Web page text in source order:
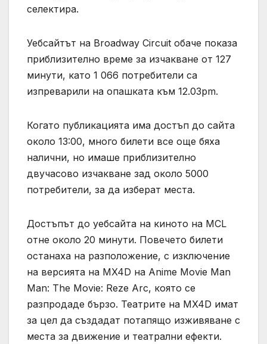
селектира.
Уебсайтът на Broadway Circuit обаче показа
приблизително време за изчакване от 127
минути, като 1 066 потребители са
изпреварили на опашката към 12.03pm.
Когато публикацията има достъп до сайта
около 13:00, много билети все още бяха
налични, но имаше приблизително
двучасово изчакване зад около 5000
потребители, за да изберат места.
Достъпът до уебсайта на киното на MCL
отне около 20 минути. Повечето билети
останаха на разположение, с изключение
на версията на MX4D на Anime Movie Man
Man: The Movie: Reze Arc, която се
разпродаде бързо. Театрите на MX4D имат
за цел да създадат потапящо изживяване с
места за движение и театрални ефекти.